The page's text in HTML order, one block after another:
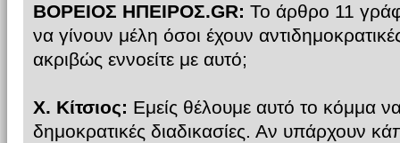
ΒΟΡΕΙΟΣ ΗΠΕΙΡΟΣ.GR: Το άρθρο 11
να γίνουν μέλη όσοι έχουν
ακριβώς εννοείτε με αυτό;
Χ. Κίτσιος: Εμείς θέλουμε αυτό το κόμμα
δημοκρατικές διαδικασίες. Αν υπάρχουν